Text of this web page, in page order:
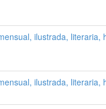
ilustrada,
ilustrada,